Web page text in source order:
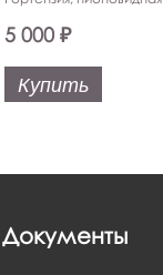
5 000 ₽
Купить
Документы